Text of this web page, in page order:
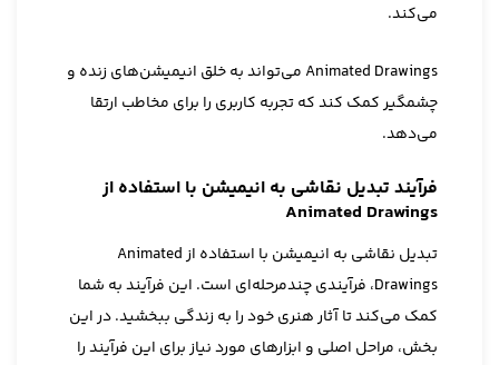
می‌کند.
Animated Drawings می‌تواند به خلق انیمیشن‌های زنده و
چشمگیر کمک کند که تجربه کاربری را برای مخاطب ارتقا
می‌دهد.
فرآیند تبدیل نقاشی به انیمیشن با استفاده از
Animated Drawings
تبدیل نقاشی به انیمیشن با استفاده از Animated
Drawings، فرآیندی چندمرحله‌ای است. این فرآیند به شما
کمک می‌کند تا آثار هنری خود را به زندگی ببخشید. در این
بخش، مراحل اصلی و ابزارهای مورد نیاز برای این فرآیند را